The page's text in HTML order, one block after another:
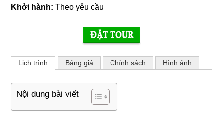
Khởi hành: Theo yêu cầu
Lịch trình Bảng giá Chính sách Hình ảnh
Nội dung bài viết